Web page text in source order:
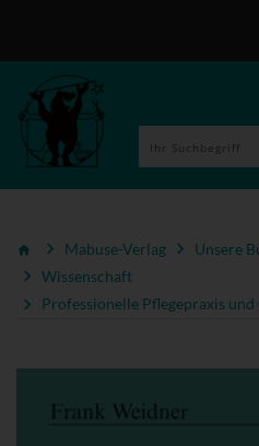
Mabuse-Verlag Unsere
Wissenschaft
Professionelle Pflegepraxis